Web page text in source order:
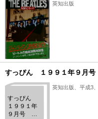
英知出版
すっぴん １９９１年９月
すっぴん
１９９１年
９月号
英知出版、平成3